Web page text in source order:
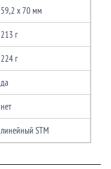
59,2 x 70 мм
213 г
224 г
да
нет
линейный STM